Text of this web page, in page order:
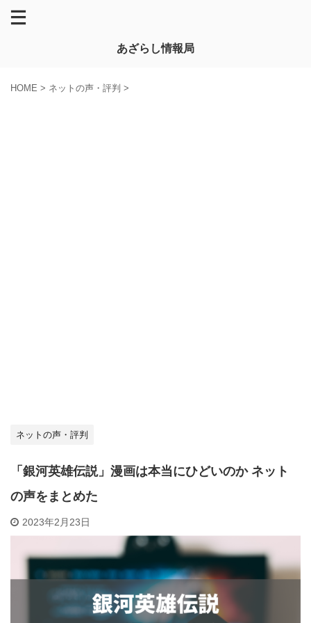
あざらし情報局
HOME > ネットの声・評判 >
ネットの声・評判
「銀河英雄伝説」漫画は本当にひどいのか ネット
の声をまとめた
2023年2月23日